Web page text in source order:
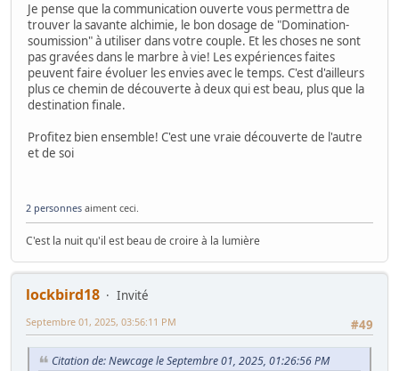
Je pense que la communication ouverte vous permettra de
trouver la savante alchimie, le bon dosage de "Domination-
soumission" à utiliser dans votre couple. Et les choses ne sont
pas gravées dans le marbre à vie! Les expériences faites
peuvent faire évoluer les envies avec le temps. C'est d'ailleurs
plus ce chemin de découverte à deux qui est beau, plus que la
destination finale.
Profitez bien ensemble! C'est une vraie découverte de l'autre
et de soi
2 personnes aiment ceci.
C'est la nuit qu'il est beau de croire à la lumière
lockbird18
Invité
#49
Septembre 01, 2025, 03:56:11 PM
Citation de: Newcage le Septembre 01, 2025, 01:26:56 PM